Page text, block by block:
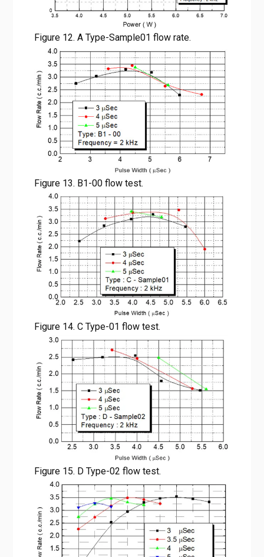
Figure 12. A Type-Sample01 flow rate.
Figure 13. B1-00 flow test.
Figure 14. C Type-01 flow test.
Figure 15. D Type-02 flow test.